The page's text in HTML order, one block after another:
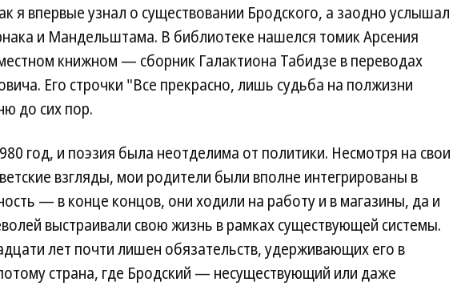
я впервые узнал о существовании Бродского, а заодно услышал
и Мандельштама. В библиотеке нашелся томик Арсения
книжном — сборник Галактиона Табидзе в переводах
Его строчки "Все прекрасно, лишь судьба на полжизни
до сих пор.
год, и поэзия была неотделима от политики. Несмотря на свои
взгляды, мои родители были вполне интегрированы в
— в конце концов, они ходили на работу и в магазины, да и
выстраивали свою жизнь в рамках существующей системы.
лет почти лишен обязательств, удерживающих его в
страна, где Бродский — несуществующий или даже